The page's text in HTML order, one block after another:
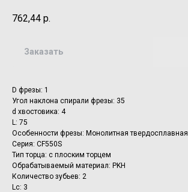
762,44 р.
Заказать
D фрезы: 1
Угол наклона спирали фрезы: 35
d хвостовика: 4
L: 75
Особенности фрезы: Монолитная твердосплавная
Серия: CF550S
Тип торца: с плоским торцем
Обрабатываемый материал: PKH
Количество зубьев: 2
Lc: 3